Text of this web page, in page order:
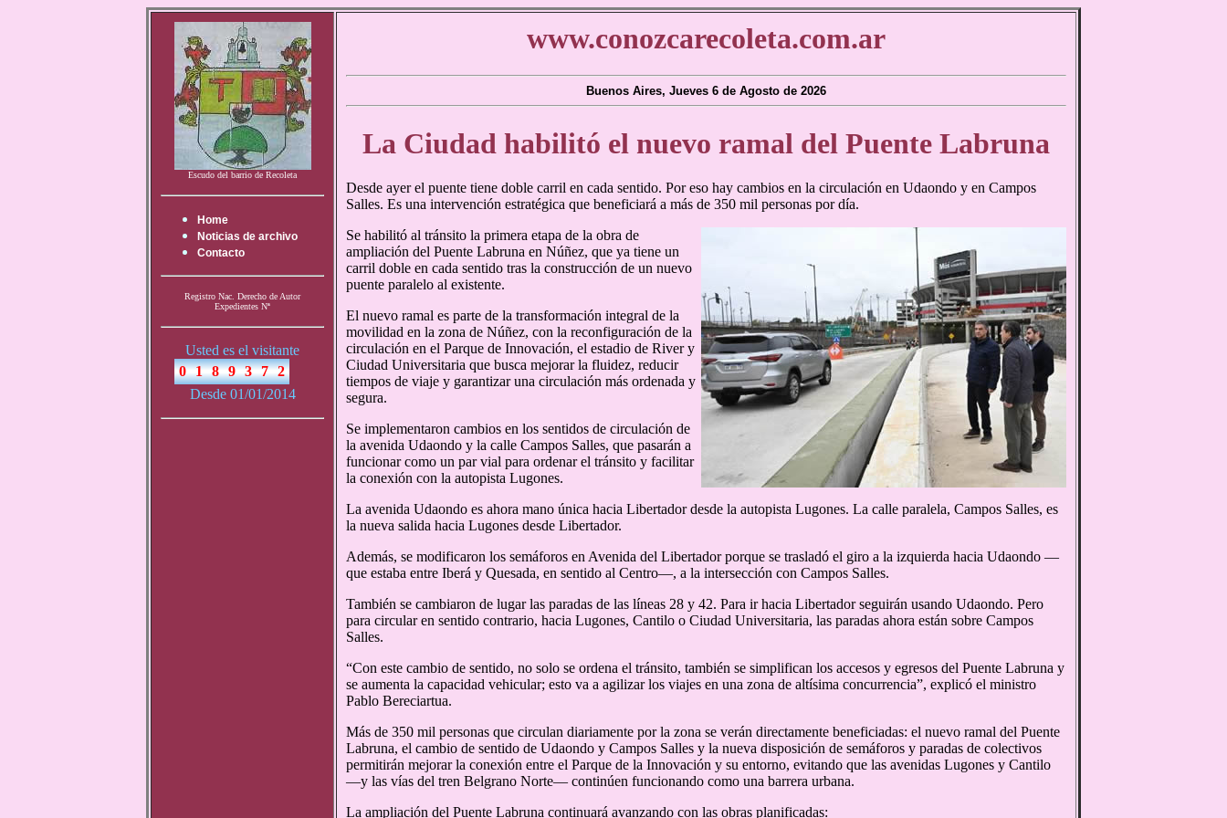
Escudo del barrio de Recoleta
Home
Noticias de archivo
Contacto
Registro Nac. Derecho de Autor
Expedientes Nª
Usted es el visitante
Desde 01/01/2014
www.conozcarecoleta.com.ar
Buenos Aires, Jueves 6 de Agosto de 2026
La Ciudad habilitó el nuevo ramal del Puente Labruna
Desde ayer el puente tiene doble carril en cada sentido. Por eso hay cambios en la circulación en Udaondo y en Campos
Salles. Es una intervención estratégica que beneficiará a más de 350 mil personas por día.
Se habilitó al tránsito la primera etapa de la obra de
ampliación del Puente Labruna en Núñez, que ya tiene un
carril doble en cada sentido tras la construcción de un nuevo
puente paralelo al existente.
El nuevo ramal es parte de la transformación integral de la
movilidad en la zona de Núñez, con la reconfiguración de la
circulación en el Parque de Innovación, el estadio de River y
Ciudad Universitaria que busca mejorar la fluidez, reducir
tiempos de viaje y garantizar una circulación más ordenada y
segura.
Se implementaron cambios en los sentidos de circulación de
la avenida Udaondo y la calle Campos Salles, que pasarán a
funcionar como un par vial para ordenar el tránsito y facilitar
la conexión con la autopista Lugones.
La avenida Udaondo es ahora mano única hacia Libertador desde la autopista Lugones. La calle paralela, Campos Salles, es
la nueva salida hacia Lugones desde Libertador.
Además, se modificaron los semáforos en Avenida del Libertador porque se trasladó el giro a la izquierda hacia Udaondo —
que estaba entre Iberá y Quesada, en sentido al Centro—, a la intersección con Campos Salles.
También se cambiaron de lugar las paradas de las líneas 28 y 42. Para ir hacia Libertador seguirán usando Udaondo. Pero
para circular en sentido contrario, hacia Lugones, Cantilo o Ciudad Universitaria, las paradas ahora están sobre Campos
Salles.
“Con este cambio de sentido, no solo se ordena el tránsito, también se simplifican los accesos y egresos del Puente Labruna y
se aumenta la capacidad vehicular; esto va a agilizar los viajes en una zona de altísima concurrencia”, explicó el ministro
Pablo Bereciartua.
Más de 350 mil personas que circulan diariamente por la zona se verán directamente beneficiadas: el nuevo ramal del Puente
Labruna, el cambio de sentido de Udaondo y Campos Salles y la nueva disposición de semáforos y paradas de colectivos
permitirán mejorar la conexión entre el Parque de la Innovación y su entorno, evitando que las avenidas Lugones y Cantilo
—y las vías del tren Belgrano Norte— continúen funcionando como una barrera urbana.
La ampliación del Puente Labruna continuará avanzando con las obras planificadas: